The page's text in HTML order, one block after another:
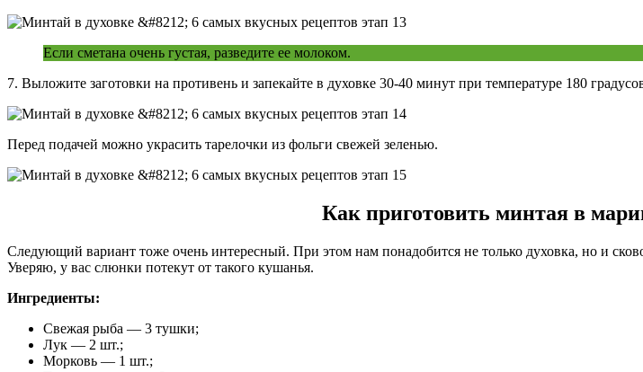
Если сметана очень густая, разведите ее молоком.
7. Выложите заготовки на противень и запекайте в духовке 30-40 минут при температуре 180
Перед подачей можно украсить тарелочки из фольги свежей зеленью.
Как приготовить минтая в
Следующий вариант тоже очень интересный. При этом нам понадобится не только духовка, но и
Уверяю, у вас слюнки потекут от такого кушанья.
Ингредиенты:
Свежая рыба — 3 тушки;
Лук — 2 шт.;
Морковь — 1 шт.;